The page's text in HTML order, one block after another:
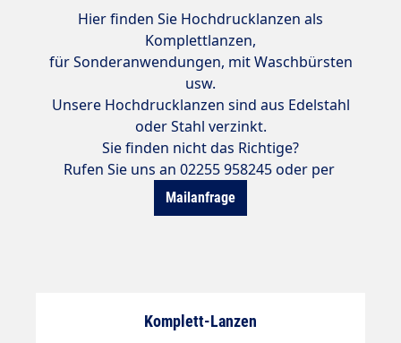
Hier finden Sie Hochdrucklanzen als
Komplettlanzen,
für Sonderanwendungen, mit Waschbürsten
usw.
Unsere Hochdrucklanzen sind aus Edelstahl
oder Stahl verzinkt.
Sie finden nicht das Richtige?
Rufen Sie uns an 02255 958245 oder per
Mailanfrage
Komplett-Lanzen